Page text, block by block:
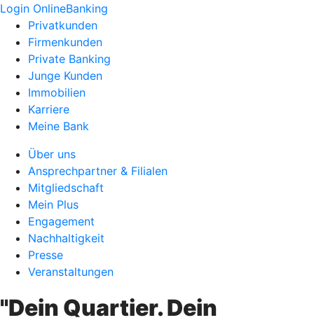
Login OnlineBanking
Privatkunden
Firmenkunden
Private Banking
Junge Kunden
Immobilien
Karriere
Meine Bank
Über uns
Ansprechpartner & Filialen
Mitgliedschaft
Mein Plus
Engagement
Nachhaltigkeit
Presse
Veranstaltungen
"Dein Quartier. Dein